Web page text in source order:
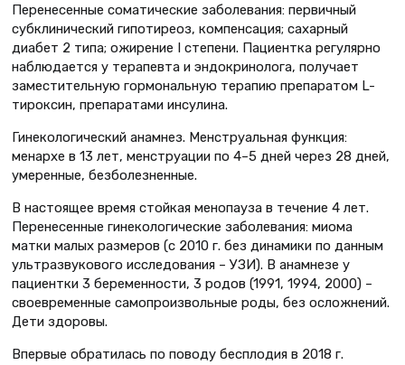
Перенесенные соматические заболевания: первичный
субклинический гипотиреоз, компенсация; сахарный
диабет 2 типа; ожирение I степени. Пациентка регулярно
наблюдается у терапевта и эндокринолога, получает
заместительную гормональную терапию препаратом L-
тироксин, препаратами инсулина.
Гинекологический анамнез. Менструальная функция:
менархе в 13 лет, менструации по 4–5 дней через 28 дней,
умеренные, безболезненные.
В настоящее время стойкая менопауза в течение 4 лет.
Перенесенные гинекологические заболевания: миома
матки малых размеров (с 2010 г. без динамики по данным
ультразвукового исследования – УЗИ). В анамнезе у
пациентки 3 беременности, 3 родов (1991, 1994, 2000) –
своевременные самопроизвольные роды, без осложнений.
Дети здоровы.
Впервые обратилась по поводу бесплодия в 2018 г.